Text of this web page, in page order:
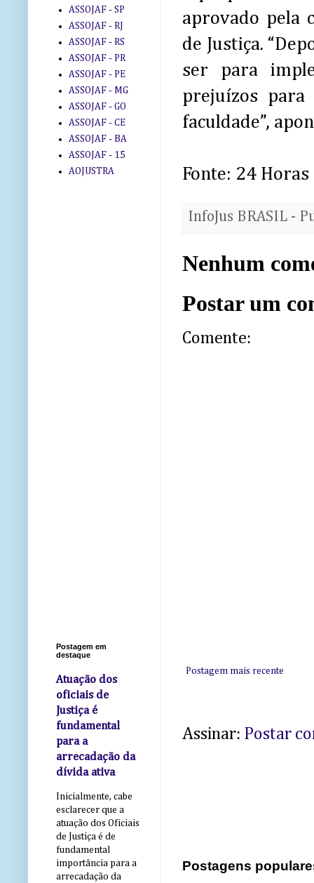
aprovado pela
de Justiça.
ser para
prejuízos para
faculdade”,
Fonte: 24 Horas
InfoJus BRASIL -
Nenhum
Postar um
Comente:
Postagem mais recente
Assinar: Postar
Postagens
ASSOJAF - SP
ASSOJAF - RJ
ASSOJAF - RS
ASSOJAF - PR
ASSOJAF - PE
ASSOJAF - MG
ASSOJAF - GO
ASSOJAF - CE
ASSOJAF - BA
ASSOJAF - 15
AOJUSTRA
Postagem em
destaque
Atuação dos
oficiais de
Justiça é
fundamental
para a
arrecadação da
dívida ativa
Inicialmente, cabe
esclarecer que a
atuação dos Oficiais
de Justiça é de
fundamental
importância para a
arrecadação da